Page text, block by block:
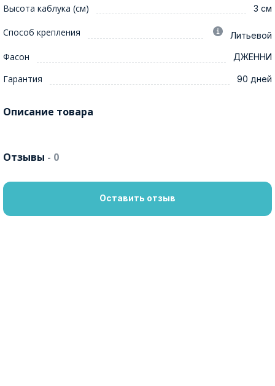
Высота каблука (см) 3 см
Способ крепления Литьевой
Фасон ДЖЕННИ
Гарантия 90 дней
Описание товара
Отзывы - 0
Оставить отзыв